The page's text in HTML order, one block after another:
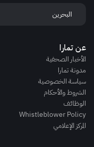
عن تمارا
الأخبار الصحفية
مدونة تمارا
سياسة الخصوصية
الشروط والأحكام
الوظائف
Whistleblower Policy
المركز الإعلامي
البحرين